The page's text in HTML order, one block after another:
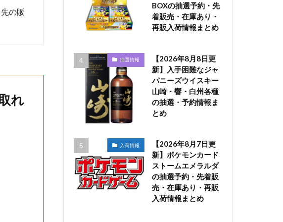
の販
れ
BOXの抽選予約・先
着販売・在庫あり・
再販入荷情報まとめ
抽選情報
【2026年8月8日更
新】入手困難なジャ
パニーズウイスキー
山崎・響・白州各種
の抽選・予約情報ま
とめ
入荷情報
【2026年8月7日更
新】ポケモンカード
ストームエメラルダ
の抽選予約・先着販
売・在庫あり・再販
入荷情報まとめ